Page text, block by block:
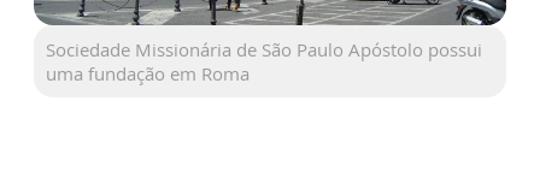
Sociedade Missionária de São Paulo Apóstolo possui
uma fundação em Roma